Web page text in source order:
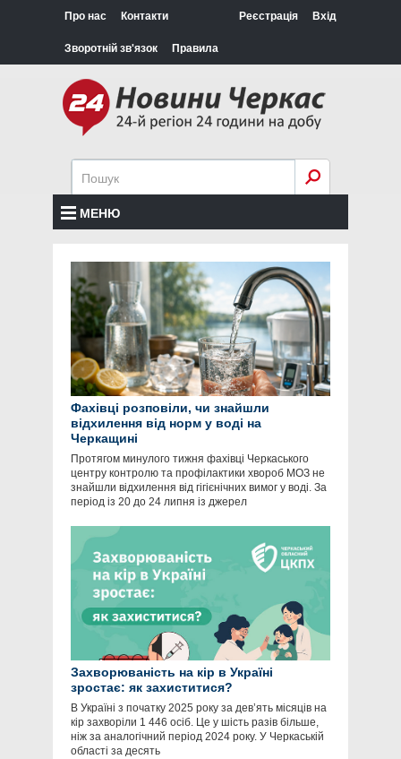
Про нас Контакти
Зворотній зв'язок Правила
Реєстрація Вхід
МЕНЮ
Фахівці розповіли, чи знайшли
відхилення від норм у воді на
Черкащині
Протягом минулого тижня фахівці Черкаського
центру контролю та профілактики хвороб МОЗ не
знайшли відхилення від гігієнічних вимог у воді. За
період із 20 до 24 липня із джерел
Захворюваність на кір в Україні
зростає: як захиститися?
В Україні з початку 2025 року за дев’ять місяців на
кір захворіли 1 446 осіб. Це у шість разів більше,
ніж за аналогічний період 2024 року. У Черкаській
області за десять